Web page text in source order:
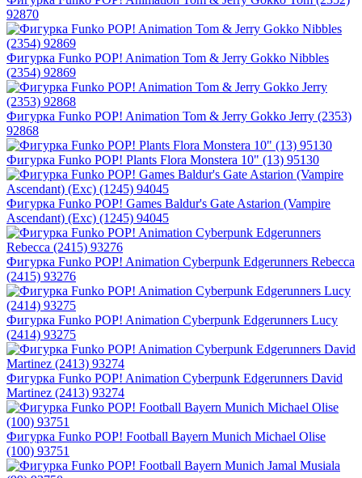
92870
Фигурка Funko POP! Animation Tom & Jerry Gokko Nibbles
(2354) 92869
Фигурка Funko POP! Animation Tom & Jerry Gokko Jerry (2353)
92868
Фигурка Funko POP! Plants Flora Monstera 10" (13) 95130
Фигурка Funko POP! Games Baldur's Gate Astarion (Vampire
Ascendant) (Exc) (1245) 94045
Фигурка Funko POP! Animation Cyberpunk Edgerunners Rebecca
(2415) 93276
Фигурка Funko POP! Animation Cyberpunk Edgerunners Lucy
(2414) 93275
Фигурка Funko POP! Animation Cyberpunk Edgerunners David
Martinez (2413) 93274
Фигурка Funko POP! Football Bayern Munich Michael Olise
(100) 93751